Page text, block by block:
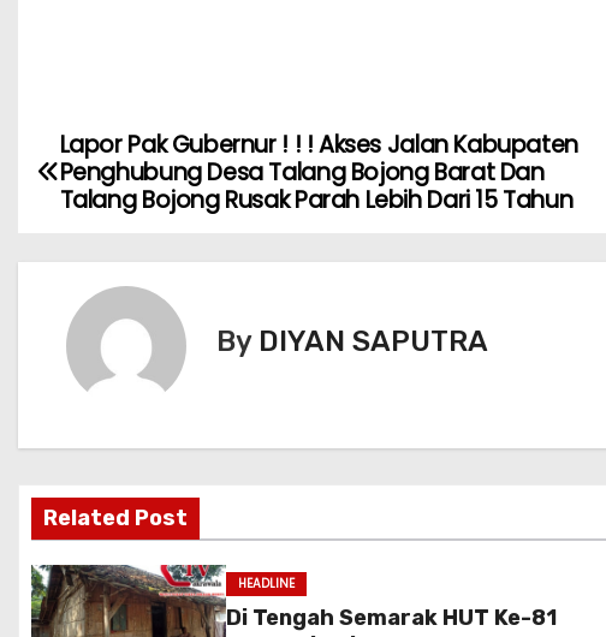
Lapor Pak Gubernur ! ! ! Akses Jalan Kabupaten
Penghubung Desa Talang Bojong Barat Dan
Talang Bojong Rusak Parah Lebih Dari 15 Tahun
By DIYAN SAPUTRA
Related Post
HEADLINE
Di Tengah Semarak HUT Ke-81